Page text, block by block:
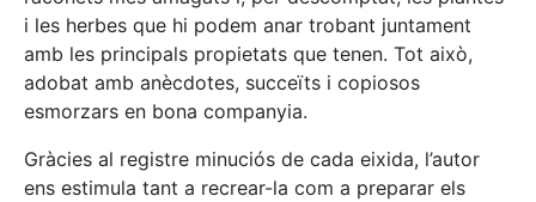
i les herbes que hi podem anar trobant juntament
amb les principals propietats que tenen. Tot això,
adobat amb anècdotes, succeïts i copiosos
esmorzars en bona companyia.
Gràcies al registre minuciós de cada eixida, l’autor
ens estimula tant a recrear-la com a preparar els